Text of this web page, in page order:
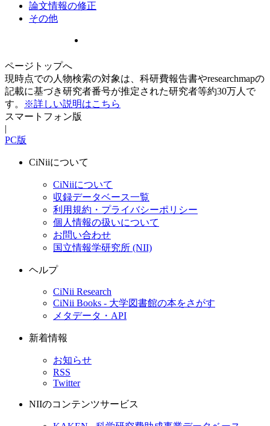
論文情報の修正
その他
ページトップへ
現時点での人物検索の対象は、科研費報告書やresearchmapの
記載に基づき研究者番号が推定された研究者等約30万人で
す。
※詳しい説明はこちら
スマートフォン版
|
PC版
CiNiiについて
CiNiiについて
収録データベース一覧
利用規約・プライバシーポリシー
個人情報の扱いについて
お問い合わせ
国立情報学研究所 (NII)
ヘルプ
CiNii Research
CiNii Books - 大学図書館の本をさがす
メタデータ・API
新着情報
お知らせ
RSS
Twitter
NIIのコンテンツサービス